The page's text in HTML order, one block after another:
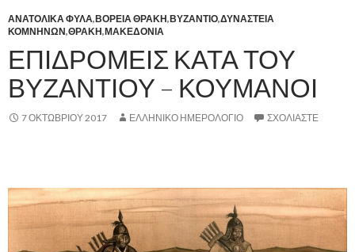
ΑΝΑΤΟΛΙΚΑ ΦΥΛΑ,ΒΟΡΕΙΑ ΘΡΑΚΗ,ΒΥΖΑΝΤΙΟ,ΔΥΝΑΣΤΕΙΑ
ΚΟΜΝΗΝΩΝ,ΘΡΑΚΗ,ΜΑΚΕΔΟΝΙΑ
ΕΠΙΔΡΟΜΕΙΣ ΚΑΤΑ ΤΟΥ
ΒΥΖΑΝΤΙΟΥ – ΚΟΥΜΑΝΟΙ
7 ΟΚΤΩΒΡΊΟΥ 2017 ΕΛΛΗΝΙΚΟ ΗΜΕΡΟΛΟΓΙΟ ΣΧΟΛΙΆΣΤΕ